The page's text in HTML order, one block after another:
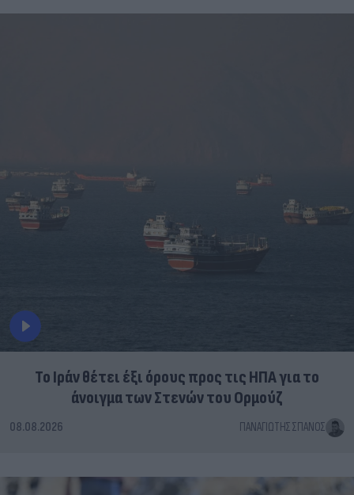
Το Ιράν θέτει έξι όρους προς τις ΗΠΑ για το
άνοιγμα των Στενών του Ορμούζ
08.08.2026 ΠΑΝΑΓΙΏΤΗΣ ΣΠΑΝΌΣ